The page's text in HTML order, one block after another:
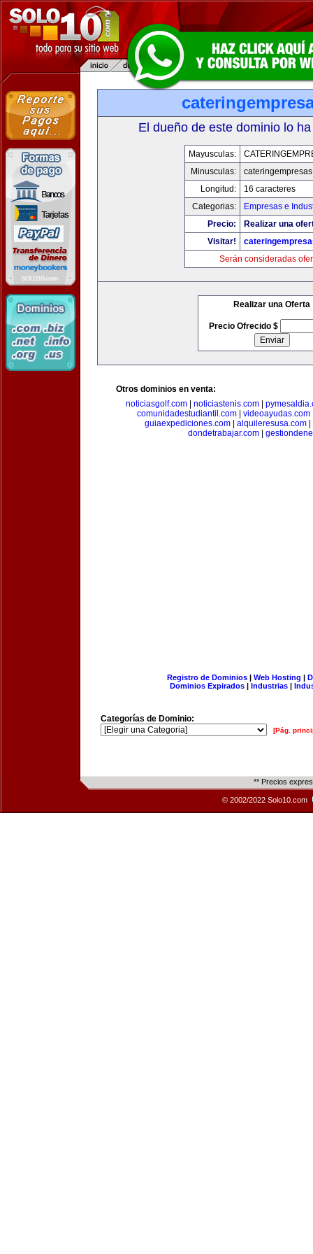
El dueño de este dominio lo
Mayusculas:
Minusculas:
Longitud:
16 caracteres
Categorias:
Empresas e
Precio:
Realizar una
Visitar!
Serán consideradas
Realizar una Oferta
Precio Ofrecido $
Otros dominios en venta:
noticiasgolf.com| noticiastenis.com|
comunidadestudiantil.com| videoayudas.com
guiaexpediciones.com| alquileresusa.com|
dondetrabajar.com|
Registro de Dominios| Web Hosting |
Dominios Expirados | Industrias |
Categorías de Dominio:
[Pág.
** Precios
© 2002/2022 Solo10.com